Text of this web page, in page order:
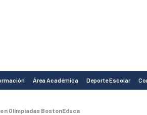
Área Académica Deporte Escolar
Olimpiadas BostonEduca